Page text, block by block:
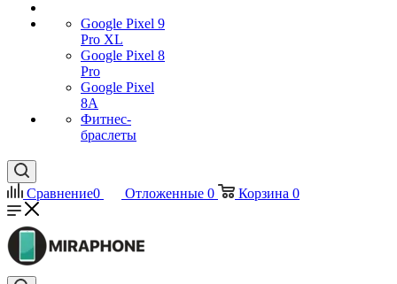
Google Pixel 9
Pro XL
Google Pixel 8
Pro
Google Pixel
8A
Фитнес-
браслеты
Сравнение0 Отложенные 0 Корзина 0